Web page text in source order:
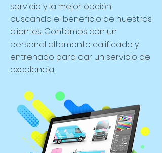
servicio y la mejor opción
buscando el beneficio de nuestros
clientes. Contamos con un
personal altamente calificado y
entrenado para dar un servicio de
excelencia.